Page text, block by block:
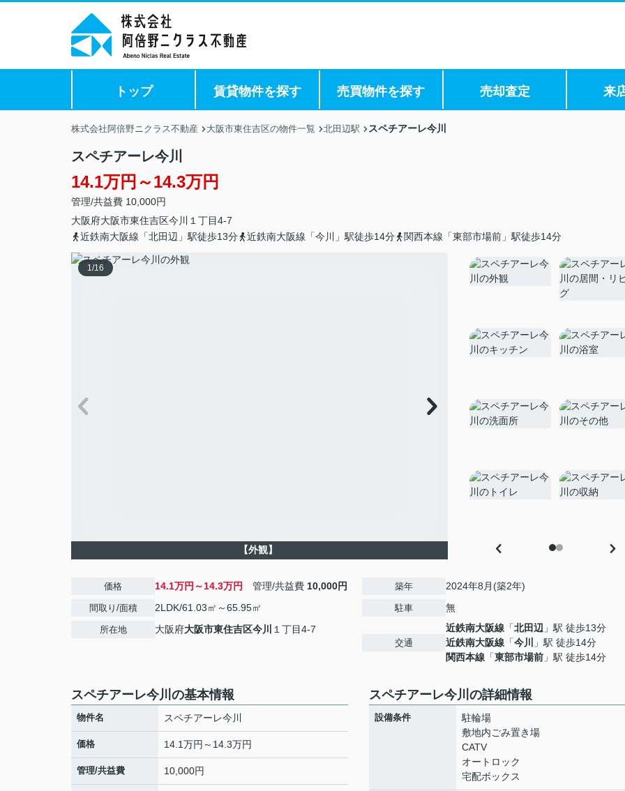
トップ 賃貸物件を探す 売買物件を探す 売却査定 来
株式会社阿倍野ニクラス不動産 大阪市東住吉区の物件一覧 北田辺駅 スペチアーレ今川
スペチアーレ今川
14.1万円～14.3万円
管理/共益費 10,000円
大阪府大阪市東住吉区今川
１丁目4-7
近鉄南大阪線「北田辺」駅徒歩13分
近鉄南大阪線「今川」駅徒歩14分 関西本線「東部市場前」駅徒歩14分
1/16
【外観】
価格 14.1万円～14.3万円 管理/共益費 10,000円
間取り/面積 2LDK/61.03㎡～65.95㎡
所在地 大阪府大阪市東住吉区今川 １丁目4-7
築年 2024年8月(築2年)
駐車 無
交通
近鉄南大阪線 「北田辺 」駅 徒歩13分
近鉄南大阪線 「今川
」駅 徒歩14分
関西本線 「東部市場前 」駅 徒歩14分
スペチアーレ今川の基本情報
物件名 スペチアーレ今川
価格 14.1万円～14.3万円
管理/共益費 10,000円
スペチアーレ今川の詳細情報
設備条件
駐輪場
敷地内ごみ置き場
CATV
オートロック
宅配ボックス